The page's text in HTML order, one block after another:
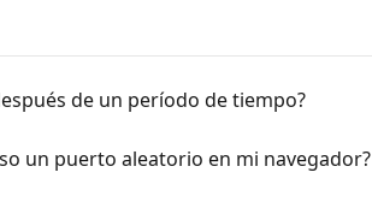
de un período de tiempo?
un puerto aleatorio en mi navegador?